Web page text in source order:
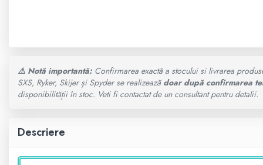
MODEL ATV CAN-AM
Can-Am Outlander
CAN-AM MY 2026
ACCESORII ATV
ANVELOPE ATV
BULLBAR SSV
ACCESORII SSV
CUTII SSV
⚠️ Notă importantă: Confirmarea exactă a stocului si livrarea
SXS, Ryker, Skijer și Spyder se realizează doar după confirmarea
disponibilității în stoc. Veti fi contactat de un consultant pentru detalii.
Descriere